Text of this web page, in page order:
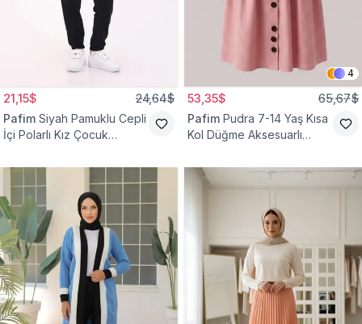
21,15$ 24,64$
Pafim Siyah Pamuklu Cepli
İçi Polarlı Kız Çocuk
4
53,35$ 65,67$
Pafim Pudra 7-14 Yaş Kısa
Kol Düğme Aksesuarlı